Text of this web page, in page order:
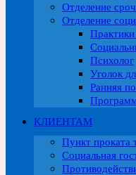
Отделение
Отделение
Психолог
Уголок
Ранняя
КЛИЕНТАМ
Пункт проката
Социальная